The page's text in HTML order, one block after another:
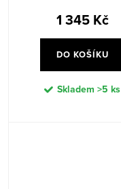
1 345 Kč
DO KOŠÍKU
Skladem >5 ks